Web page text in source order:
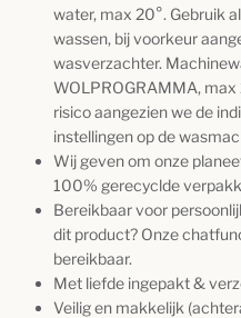
water, max 20°. Gebruik
wassen, bij voorkeur
wasverzachter.
WOLPROGRAMMA, max
risico aangezien we de
instellingen op de
Wij geven om onze
100% gerecyclde
Bereikbaar voor
dit product? Onze
bereikbaar.
Met liefde ingepakt &
Veilig en makkelijk